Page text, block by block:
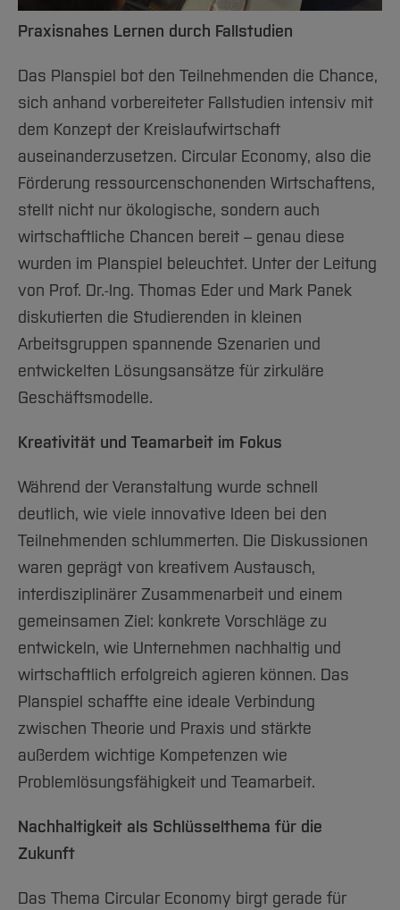
Praxisnahes Lernen durch Fallstudien
Das Planspiel bot den Teilnehmenden die Chance,
sich anhand vorbereiteter Fallstudien intensiv mit
dem Konzept der Kreislaufwirtschaft
auseinanderzusetzen. Circular Economy, also die
Förderung ressourcenschonenden Wirtschaftens,
stellt nicht nur ökologische, sondern auch
wirtschaftliche Chancen bereit – genau diese
wurden im Planspiel beleuchtet. Unter der Leitung
von Prof. Dr.-Ing. Thomas Eder und Mark Panek
diskutierten die Studierenden in kleinen
Arbeitsgruppen spannende Szenarien und
entwickelten Lösungsansätze für zirkuläre
Geschäftsmodelle.
Kreativität und Teamarbeit im Fokus
Während der Veranstaltung wurde schnell
deutlich, wie viele innovative Ideen bei den
Teilnehmenden schlummerten. Die Diskussionen
waren geprägt von kreativem Austausch,
interdisziplinärer Zusammenarbeit und einem
gemeinsamen Ziel: konkrete Vorschläge zu
entwickeln, wie Unternehmen nachhaltig und
wirtschaftlich erfolgreich agieren können. Das
Planspiel schaffte eine ideale Verbindung
zwischen Theorie und Praxis und stärkte
außerdem wichtige Kompetenzen wie
Problemlösungsfähigkeit und Teamarbeit.
Nachhaltigkeit als Schlüsselthema für die
Zukunft
Das Thema Circular Economy birgt gerade für